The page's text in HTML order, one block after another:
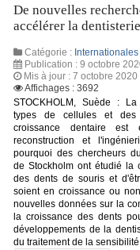
De nouvelles
accélérer la
Catégorie : Internationales
Publication : 9 octobre
Mis à jour : 7 octobre 2020
Affichages : 3692
STOCKHOLM, Suède :
types de cellules et des
croissance dentaire est
reconstruction et
pourquoi des chercheurs
de Stockholm ont étudié la
des dents de souris et
soient en croissance ou
nouvelles données sur la
la croissance des dents
développements de la
du traitement de la sensibilité